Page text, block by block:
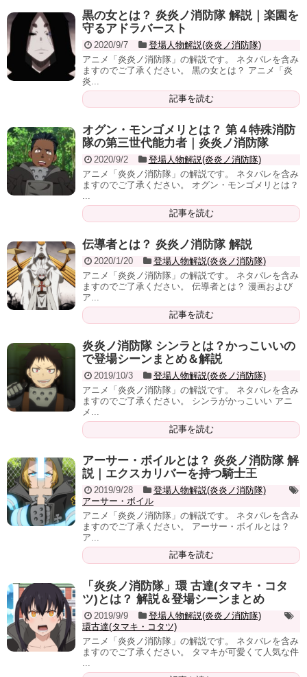
黒の女とは？ 炎炎ノ消防隊 解説｜楽園を
守るアドラバースト
2020/9/7
登場人物解説(炎炎ノ消防隊)
アニメ「炎炎ノ消防隊」の解説です。 ネタバレを含み
ますのでご了承ください。 黒の女とは？ アニメ「炎
炎...
記事を読む
オグン・モンゴメリとは？ 第４特殊消防
隊の第三世代能力者｜炎炎ノ消防隊
2020/9/2
登場人物解説(炎炎ノ消防隊)
アニメ「炎炎ノ消防隊」の解説です。 ネタバレを含み
ますのでご了承ください。 オグン・モンゴメリとは？
...
記事を読む
伝導者とは？ 炎炎ノ消防隊 解説
2020/1/20
登場人物解説(炎炎ノ消防隊)
アニメ「炎炎ノ消防隊」の解説です。 ネタバレを含み
ますのでご了承ください。 伝導者とは？ 漫画および
ア...
記事を読む
炎炎ノ消防隊 シンラとは？かっこいいの
で登場シーンまとめ＆解説
2019/10/3
登場人物解説(炎炎ノ消防隊)
アニメ「炎炎ノ消防隊」の解説です。 ネタバレを含み
ますのでご了承ください。 シンラがかっこいい アニ
メ...
記事を読む
アーサー・ボイルとは？ 炎炎ノ消防隊 解
説｜エクスカリバーを持つ騎士王
2019/9/28
登場人物解説(炎炎ノ消防隊)
アーサー・ボイル
アニメ「炎炎ノ消防隊」の解説です。 ネタバレを含み
ますのでご了承ください。 アーサー・ボイルとは？
ア...
記事を読む
「炎炎ノ消防隊」環 古達(タマキ・コタ
ツ)とは？ 解説＆登場シーンまとめ
2019/9/9
登場人物解説(炎炎ノ消防隊)
環古達(タマキ・コタツ)
アニメ「炎炎ノ消防隊」の解説です。 ネタバレを含み
ますのでご了承ください。 タマキが可愛くて人気な件
...